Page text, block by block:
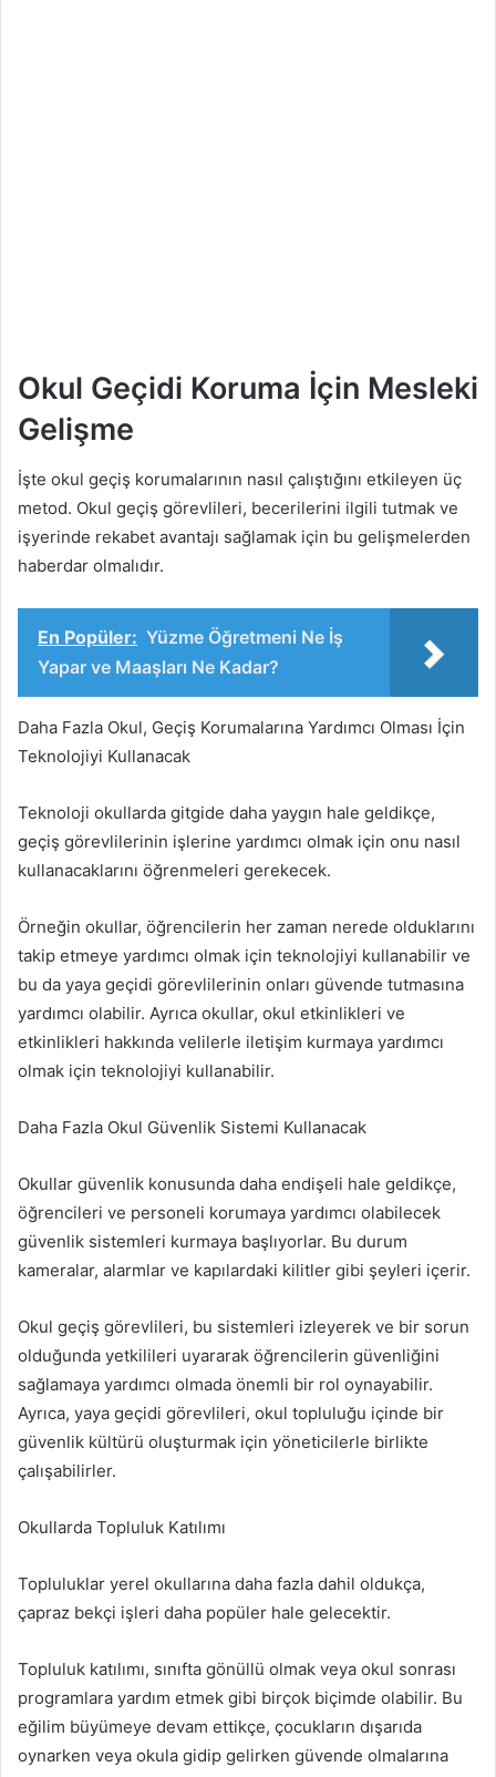
Okul Geçidi Koruma İçin Mesleki
Gelişme
İşte okul geçiş korumalarının nasıl çalıştığını etkileyen üç
metod. Okul geçiş görevlileri, becerilerini ilgili tutmak ve
işyerinde rekabet avantajı sağlamak için bu gelişmelerden
haberdar olmalıdır.
En Popüler: Yüzme Öğretmeni Ne İş
Yapar ve Maaşları Ne Kadar?
Daha Fazla Okul, Geçiş Korumalarına Yardımcı Olması İçin
Teknolojiyi Kullanacak
Teknoloji okullarda gitgide daha yaygın hale geldikçe,
geçiş görevlilerinin işlerine yardımcı olmak için onu nasıl
kullanacaklarını öğrenmeleri gerekecek.
Örneğin okullar, öğrencilerin her zaman nerede olduklarını
takip etmeye yardımcı olmak için teknolojiyi kullanabilir ve
bu da yaya geçidi görevlilerinin onları güvende tutmasına
yardımcı olabilir. Ayrıca okullar, okul etkinlikleri ve
etkinlikleri hakkında velilerle iletişim kurmaya yardımcı
olmak için teknolojiyi kullanabilir.
Daha Fazla Okul Güvenlik Sistemi Kullanacak
Okullar güvenlik konusunda daha endişeli hale geldikçe,
öğrencileri ve personeli korumaya yardımcı olabilecek
güvenlik sistemleri kurmaya başlıyorlar. Bu durum
kameralar, alarmlar ve kapılardaki kilitler gibi şeyleri içerir.
Okul geçiş görevlileri, bu sistemleri izleyerek ve bir sorun
olduğunda yetkilileri uyararak öğrencilerin güvenliğini
sağlamaya yardımcı olmada önemli bir rol oynayabilir.
Ayrıca, yaya geçidi görevlileri, okul topluluğu içinde bir
güvenlik kültürü oluşturmak için yöneticilerle birlikte
çalışabilirler.
Okullarda Topluluk Katılımı
Topluluklar yerel okullarına daha fazla dahil oldukça,
çapraz bekçi işleri daha popüler hale gelecektir.
Topluluk katılımı, sınıfta gönüllü olmak veya okul sonrası
programlara yardım etmek gibi birçok biçimde olabilir. Bu
eğilim büyümeye devam ettikçe, çocukların dışarıda
oynarken veya okula gidip gelirken güvende olmalarına